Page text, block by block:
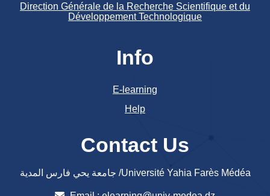
Direction Générale de la Recherche Scientifique et du
Développement Technologique
Info
E-learning
Help
Contact Us
جامعة يحي فارس المدية /Université Yahia Farès Médéa